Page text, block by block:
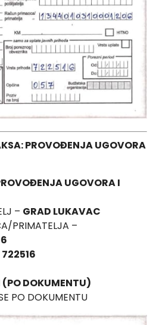
PROVOĐENJA UGOVORA
UGOVORA I
– GRAD LUKAVAC
PRIMATELJA –
722516
DOKUMENTU)
PO DOKUMENTU